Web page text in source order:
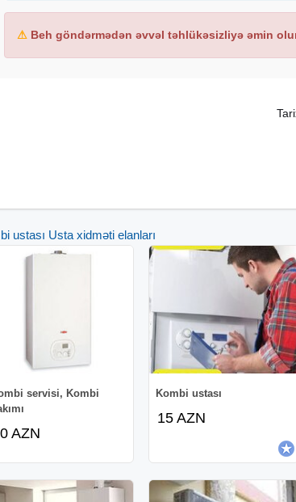
⚠ Beh göndərmədən əvvəl təhlükəsizliyə əmin
ustası Usta xidməti elanları
servisi, Kombi
AZN
Kombi ustası
15 AZN